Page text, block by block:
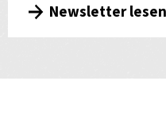
Newsletter lesen